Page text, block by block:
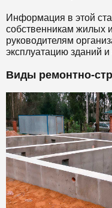
Информация в этой
собственникам жилых
руководителям
эксплуатацию зданий
Виды ремонтно-